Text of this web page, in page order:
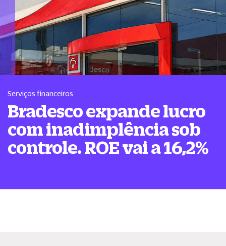
Serviços financeiros
Bradesco expande lucro
com inadimplência sob
controle. ROE vai a 16,2%